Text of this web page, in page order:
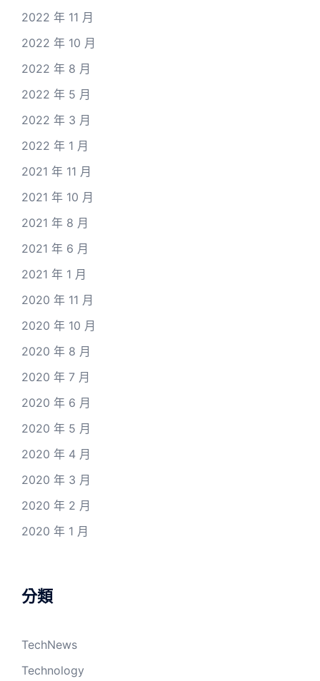
2022 年 11 月
2022 年 10 月
2022 年 8 月
2022 年 5 月
2022 年 3 月
2022 年 1 月
2021 年 11 月
2021 年 10 月
2021 年 8 月
2021 年 6 月
2021 年 1 月
2020 年 11 月
2020 年 10 月
2020 年 8 月
2020 年 7 月
2020 年 6 月
2020 年 5 月
2020 年 4 月
2020 年 3 月
2020 年 2 月
2020 年 1 月
分類
TechNews
Technology